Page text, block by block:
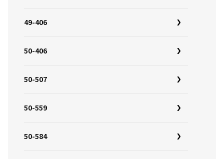
49-406
50-406
50-507
50-559
50-584